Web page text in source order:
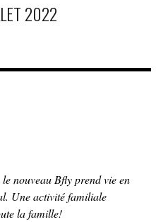
2022
le nouveau Bfly prend vie en
Une activité familiale
la famille!